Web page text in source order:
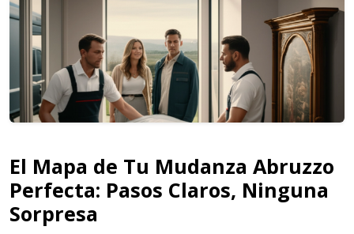
El Mapa de Tu Mudanza Abruzzo
Perfecta: Pasos Claros, Ninguna
Sorpresa